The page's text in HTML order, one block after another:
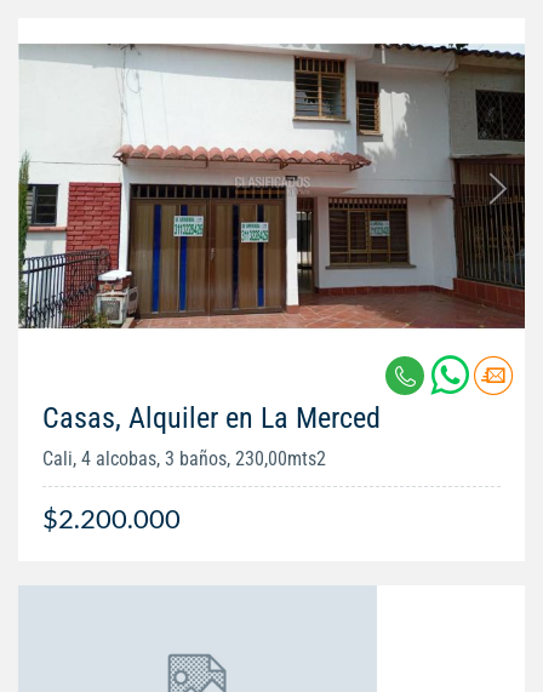
Casas, Alquiler en La Merced
Cali, 4 alcobas, 3 baños, 230,00mts2
$2.200.000